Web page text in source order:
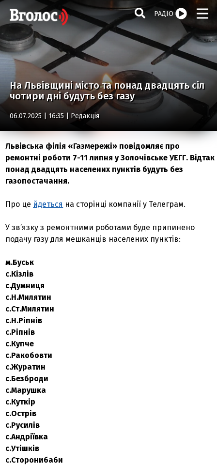
РАДІО
На Львівщині місто та понад двадцять сіл
чотири дні будуть без газу
06.07.2025 | 16:35 | Редакція
Львівська філія «Газмережі» повідомляє про
ремонтні роботи 7-11 липня у Золочівське УЕГГ. Відтак
понад двадцять населених пунктів будуть без
газопостачання.
Про це йдеться на сторінці компанії у Телеграм.
У зв’язку з ремонтними роботами буде припинено
подачу газу для мешканців населених пунктів:
м.Буськ
с.Кізлів
с.Думниця
с.Н.Милятин
с.Ст.Милятин
с.Н.Ріпнів
с.Ріпнів
с.Купче
с.Ракобовти
с.Журатин
с.Безброди
с.Марушка
с.Куткір
с.Острів
с.Русилів
с.Андріївка
с.Утішків
с.Сторонибаби